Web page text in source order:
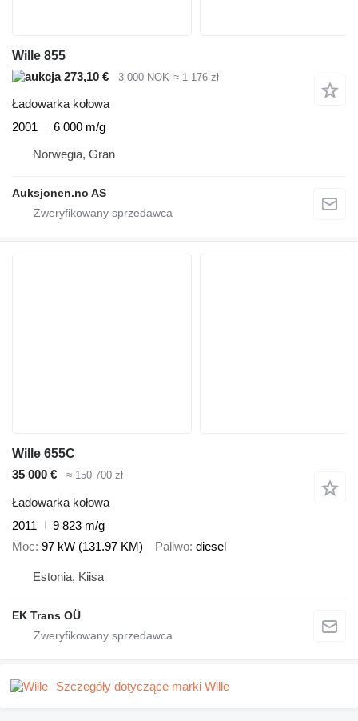
Wille 855
273,10 €
3 000 NOK ≈ 1 176 zł
Ładowarka kołowa
2001
6 000 m/g
Norwegia, Gran
Auksjonen.no AS
Wille 655C
35 000 €
≈ 150 700 zł
Ładowarka kołowa
2011
9 823 m/g
Moc 97 kW (131.97 KM) Paliwo diesel
Estonia, Kiisa
EK Trans OÜ
Szczegóły dotyczące marki Wille